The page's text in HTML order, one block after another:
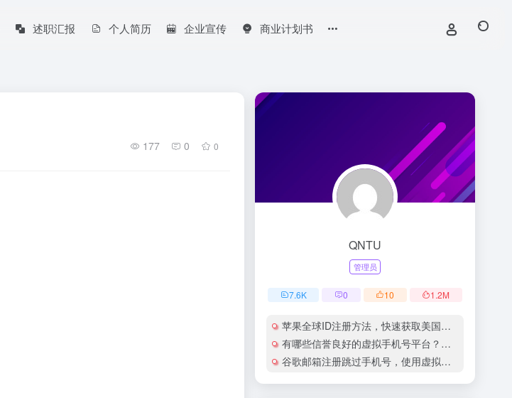
述职汇报 个人简历 企业宣传 商业计划书
177 0 0
QNTU
管理员
7.6K 0 10 1.2M
苹果全球ID注册方法，快速获取美国地区苹果账号
有哪些信誉良好的虚拟手机号平台？有哪些平台提供国际虚拟手机号服务？
谷歌邮箱注册跳过手机号，使用虚拟手机号注册谷歌邮箱安全吗？